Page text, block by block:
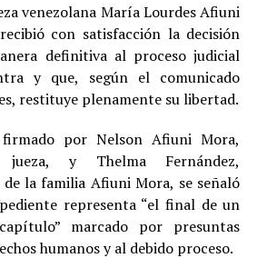
venezolana María Lourdes Afiuni
con satisfacción la decisión
definitiva al proceso judicial
y que, según el comunicado
restituye plenamente su libertad.
por Nelson Afiuni Mora,
y Thelma Fernández,
la familia Afiuni Mora, se señaló
representa “el final de un
marcado por presuntas
humanos y al debido proceso.